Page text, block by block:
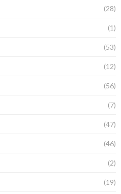
(28)
(1)
(53)
(12)
(56)
(7)
(47)
(46)
(2)
(19)